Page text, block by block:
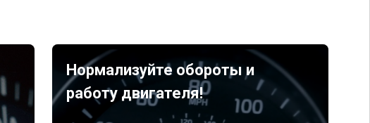
Нормализуйте обороты и
работу двигателя!